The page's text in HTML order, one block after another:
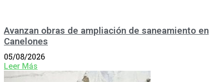
Avanzan obras de ampliación de saneamiento en
Canelones
05/08/2026
Leer Más